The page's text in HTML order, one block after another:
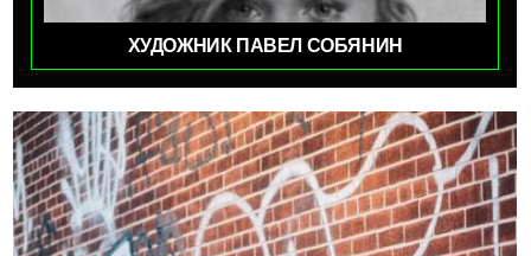
ХУДОЖНИК ПАВЕЛ СОБЯНИН